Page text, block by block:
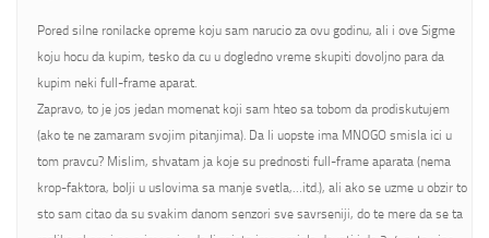
Pored silne ronilacke opreme koju sam narucio za ovu godinu, ali i ove Sigme
koju hocu da kupim, tesko da cu u dogledno vreme skupiti dovoljno para da
kupim neki full-frame aparat.
Zapravo, to je jos jedan momenat koji sam hteo sa tobom da prodiskutujem
(ako te ne zamaram svojim pitanjima). Da li uopste ima MNOGO smisla ici u
tom pravcu? Mislim, shvatam ja koje su prednosti full-frame aparata (nema
krop-faktora, bolji u uslovima sa manje svetla,…itd.), ali ako se uzme u obzir to
sto sam citao da su svakim danom senzori sve savrseniji, do te mere da se ta